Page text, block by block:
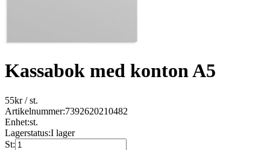
Kassabok med konton A5
55kr/ st.
Artikelnummer:7392620210482
Enhet:st.
Lagerstatus:I lager
St: